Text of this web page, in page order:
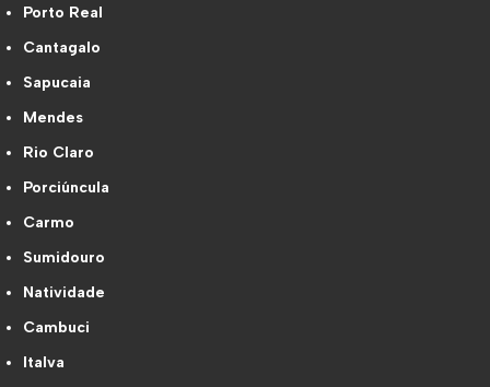
Porto Real
Cantagalo
Sapucaia
Mendes
Rio Claro
Porciúncula
Carmo
Sumidouro
Natividade
Cambuci
Italva